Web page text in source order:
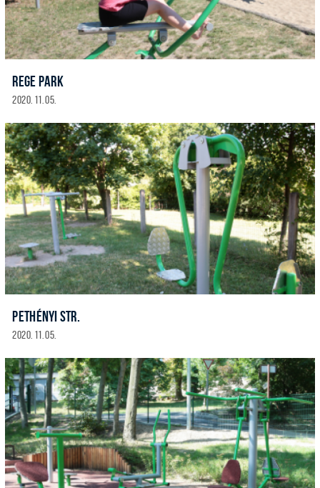
REGE PARK
2020. 11. 05.
PETHÉNYI STR.
2020. 11. 05.